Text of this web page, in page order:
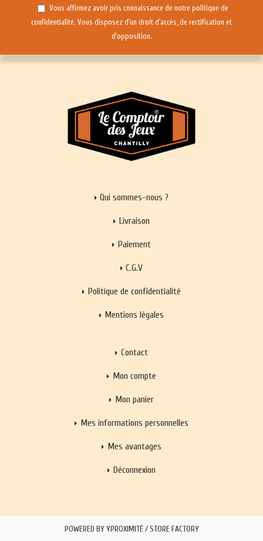
Vous affirmez avoir pris connaissance de notre politique de
confidentialité. Vous disposez d'un droit d'accès, de rectification et
d'opposition.
Qui sommes-nous ?
Livraison
Paiement
C.G.V
Politique de confidentialité
Mentions légales
Contact
Mon compte
Mon panier
Mes informations personnelles
Mes avantages
Déconnexion
POWERED BY YPROXIMITÉ / STORE FACTORY